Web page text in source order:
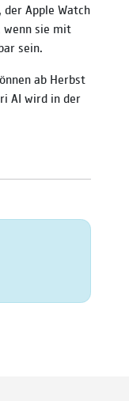
Apple Watch
wenn sie mit
sein.
ab Herbst
AI wird in der